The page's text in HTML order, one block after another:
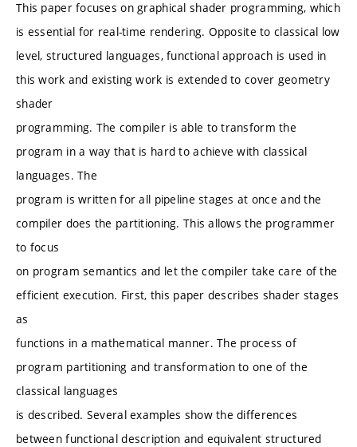
This paper focuses on graphical shader programming, which
is essential for real-time rendering. Opposite to classical low
level, structured languages, functional approach is used in
this work and existing work is extended to cover geometry
shader
programming. The compiler is able to transform the
program in a way that is hard to achieve with classical
languages. The
program is written for all pipeline stages at once and the
compiler does the partitioning. This allows the programmer
to focus
on program semantics and let the compiler take care of the
efficient execution. First, this paper describes shader stages
as
functions in a mathematical manner. The process of
program partitioning and transformation to one of the
classical languages
is described. Several examples show the differences
between functional description and equivalent structured